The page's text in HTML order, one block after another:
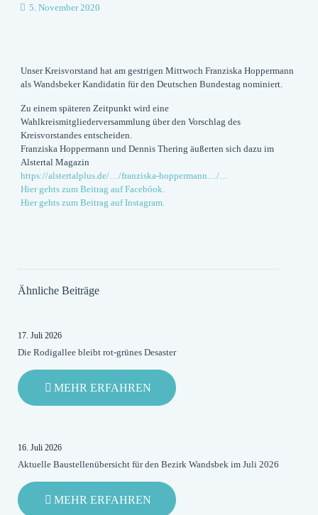
5. November 2020
Unser Kreisvorstand hat am gestrigen Mittwoch Franziska Hoppermann
als Wandsbeker Kandidatin für den Deutschen Bundestag nominiert.
Zu einem späteren Zeitpunkt wird eine
Wahlkreismitgliederversammlung über den Vorschlag des
Kreisvorstandes entscheiden.
Franziska Hoppermann und Dennis Thering äußerten sich dazu im
Alstertal Magazin
https://alstertalplus.de/…/franziska-hoppermann…/…
Hier gehts zum Beitrag auf Facebóok.
Hier gehts zum Beitrag auf Instagram.
Ähnliche Beiträge
17. Juli 2026
Die Rodigallee bleibt rot-grünes Desaster
MEHR ERFAHREN
DIE
DESASTER
16. Juli 2026
Aktuelle Baustellenübersicht für den Bezirk Wandsbek im Juli 2026
MEHR ERFAHREN
AKTUELLE